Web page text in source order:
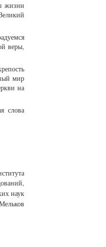
жизни
веры,
мир
на
слова
наук